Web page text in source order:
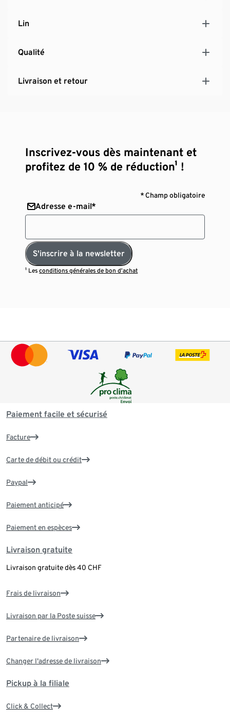
Lin
Qualité
Livraison et retour
Inscrivez-vous dès maintenant et
profitez de 10 % de réduction¹ !
* Champ obligatoire
Adresse e-mail*
S'inscrire à la newsletter
¹ Lesconditions générales de bon d’achat
Paiement facile et sécurisé
Facture
Carte de débit ou crédit
Paypal
Paiement anticipé
Paiement en espèces
Livraison gratuite
Livraison gratuite dès 40 CHF
Frais de livraison
Livraison par la Poste suisse
Partenaire de livraison
Changer l'adresse de livraison
Pickup à la filiale
Click & Collect